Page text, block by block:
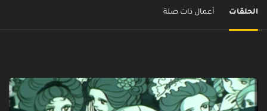
الحلقات أعمال ذات صلة